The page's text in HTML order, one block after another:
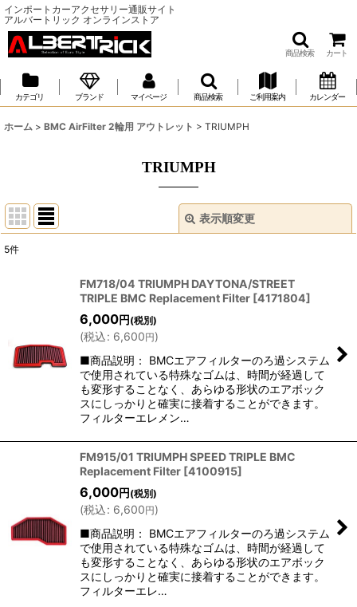
インポートカーアクセサリー通販サイト
アルバートリック オンラインストア
商品検索 カート
カテゴリ ブランド マイページ 商品検索 ご利用案内 カレンダー
ホーム > BMC AirFilter 2輪用 アウトレット > TRIUMPH
TRIUMPH
表示順変更
5件
FM718/04 TRIUMPH DAYTONA/STREET
TRIPLE BMC Replacement Filter [4171804]
6,000円 (税別)
(税込: 6,600円)
■商品説明： BMCエアフィルターのろ過システム
で使用されている特殊なゴムは、時間が経過して
も変形することなく、あらゆる形状のエアボック
スにしっかりと確実に接着することができます。
フィルターエレメン…
FM915/01 TRIUMPH SPEED TRIPLE BMC
Replacement Filter [4100915]
6,000円 (税別)
(税込: 6,600円)
■商品説明： BMCエアフィルターのろ過システム
で使用されている特殊なゴムは、時間が経過して
も変形することなく、あらゆる形状のエアボック
スにしっかりと確実に接着することができます。
フィルターエレ…